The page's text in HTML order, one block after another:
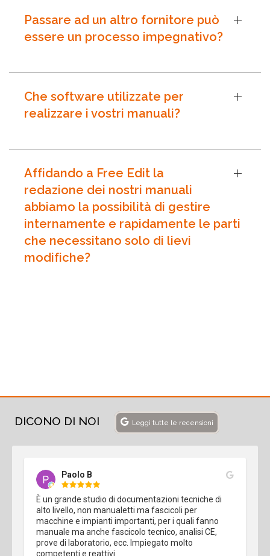
Passare ad un altro fornitore può
essere un processo impegnativo?
Che software utilizzate per
realizzare i vostri manuali?
Affidando a Free Edit la
redazione dei nostri manuali
abbiamo la possibilità di gestire
internamente e rapidamente le parti
che necessitano solo di lievi
modifiche?
DICONO DI NOI Leggi tutte le recensioni
Paolo B
È un grande studio di documentazioni tecniche di
alto livello, non manualetti ma fascicoli per
macchine e impianti importanti, per i quali fanno
manuale ma anche fascicolo tecnico, analisi CE,
prove di laboratorio, ecc. Impiegato molto
competenti e reattivi.